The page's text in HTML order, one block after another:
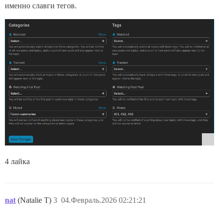
именно славги тегов.
4 лайка
nat (Natalie T) 04.Февраль.2026 02:21:21
3